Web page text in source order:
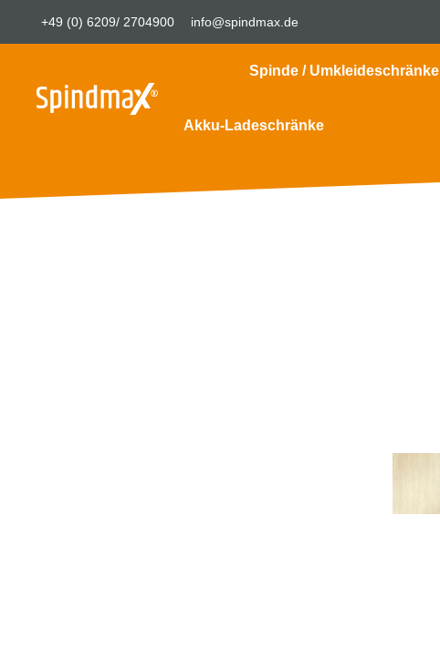
+49 (0) 6209/ 2704900 info@spindmax.de
Spinde / Umkleideschränke
Akku-Ladeschränke